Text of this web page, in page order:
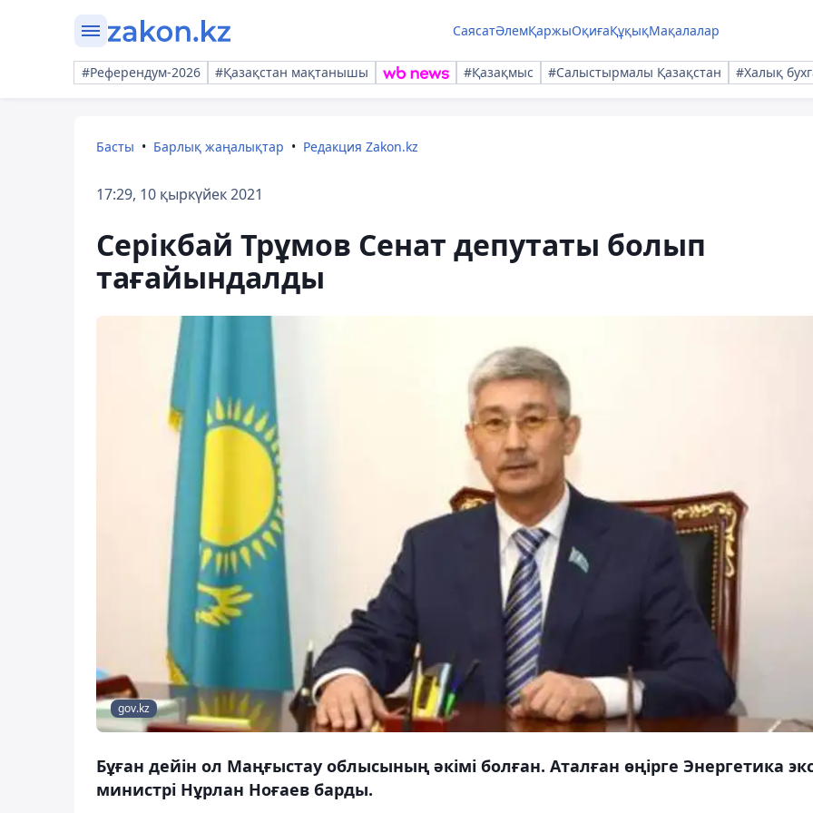
СаясатӘлемҚаржыОқиғаҚұқықМақалалар
#Референдум-2026 #Қазақстан мақтанышы #Қазақмыс #Салыстырмалы Қазақстан #Халық
Басты Барлық жаңалықтар Редакция Zakon.kz
17:29, 10 қыркүйек 2021
Серікбай Трұмов Сенат депутаты болып
тағайындалды
gov.kz
Бұған дейін ол Маңғыстау облысының әкімі болған. Аталған өңірге Энергетика
министрі Нұрлан Ноғаев барды.